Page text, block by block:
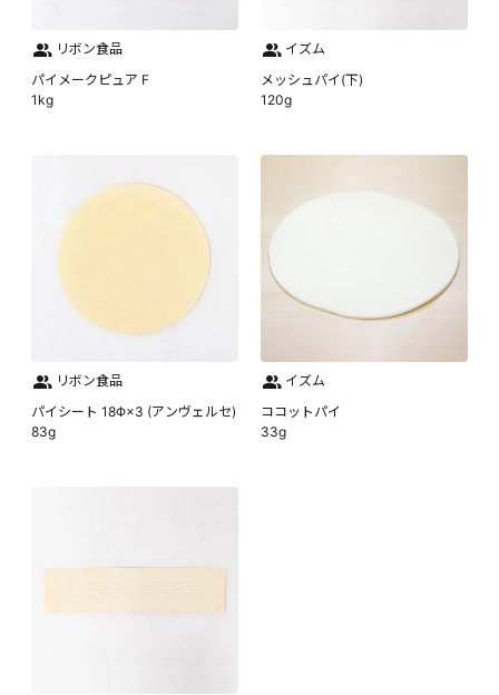
リボン食品
パイメークピュア F
1kg
イズム
メッシュパイ(下)
120g
リボン食品
パイシート 18Φ×3 (アンヴェルセ)
83g
イズム
ココットパイ
33g